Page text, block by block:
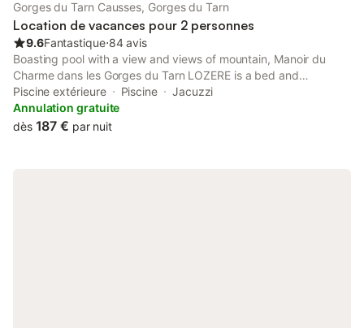
Gorges du Tarn Causses, Gorges du Tarn
Location de vacances pour 2 personnes
9.6Fantastique⋅84 avis
Boasting pool with a view and views of mountain, Manoir du
Charme dans les Gorges du Tarn LOZERE is a bed and
breakfast set in a historic building in Quézac, 30 km from Aven
Armand Cave.
Piscine extérieure Piscine
Jacuzzi
Annulation gratuite
dès 187 € par nuit